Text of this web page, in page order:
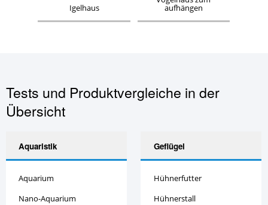
Igelhaus
aufhängen
Tests und Produktvergleiche in der
Übersicht
Aquaristik
Aquarium
Nano-Aquarium
Geflügel
Hühnerfutter
Hühnerstall